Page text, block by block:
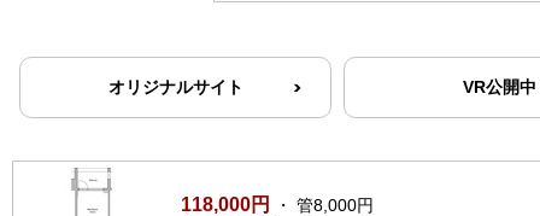
オリジナルサイト VR公開中
118,000円
・ 管8,000円